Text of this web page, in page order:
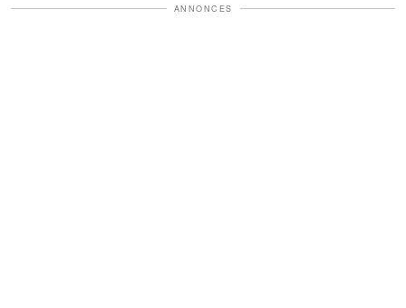
ANNONCES